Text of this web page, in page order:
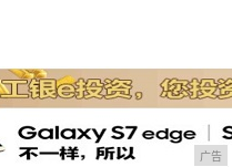
广告